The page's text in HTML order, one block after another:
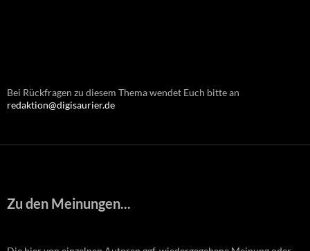
Bei Rückfragen zu diesem Thema wendet Euch bitte an
redaktion@digisaurier.de
Zu den Meinungen...